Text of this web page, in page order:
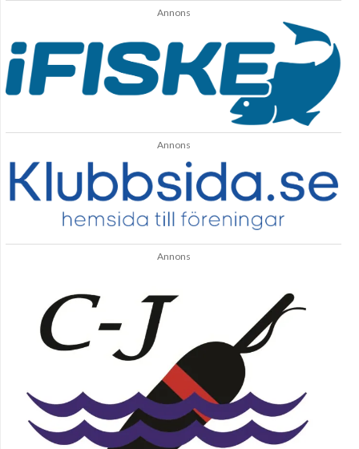
Annons
Annons
Annons